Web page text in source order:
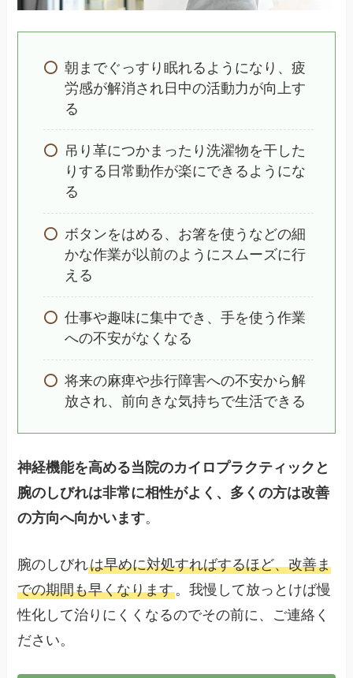
朝までぐっすり眠れるようになり、疲
労感が解消され日中の活動力が向上す
る
吊り革につかまったり洗濯物を干した
りする日常動作が楽にできるようにな
る
ボタンをはめる、お箸を使うなどの細
かな作業が以前のようにスムーズに行
える
仕事や趣味に集中でき、手を使う作業
への不安がなくなる
将来の麻痺や歩行障害への不安から解
放され、前向きな気持ちで生活できる
神経機能を高める当院のカイロプラクティックと
腕のしびれは非常に相性がよく、多くの方は改善
の方向へ向かいます。
腕のしびれは早めに対処すればするほど、改善ま
での期間も早くなります。我慢して放っとけば慢
性化して治りにくくなるのでその前に、ご連絡く
ださい。